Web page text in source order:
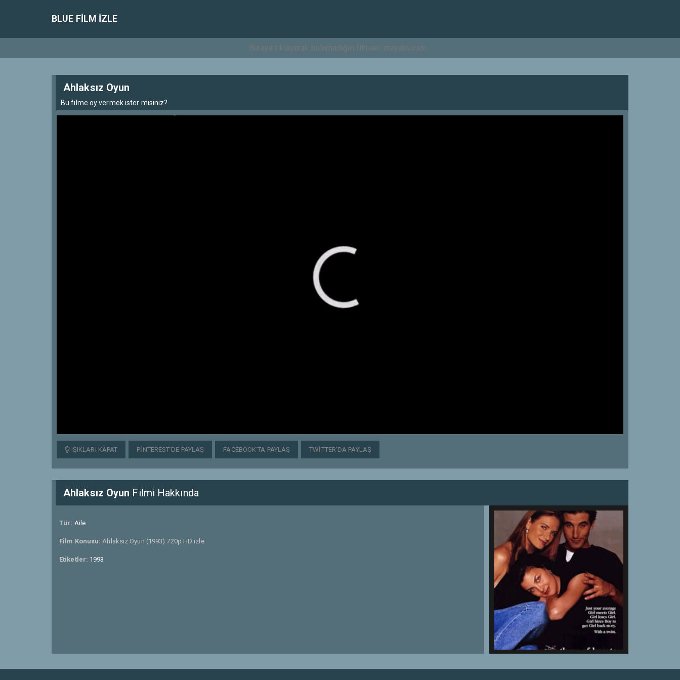
BLUE FILM IZLE
Ahlaksız Oyun
Bu filme oy vermek ister misiniz?
IŞIKLARI KAPAT PINTEREST'DE PAYLAŞ FACEBOOK'TA PAYLAŞ TWITTER'DA PAYLAŞ
Ahlaksız Oyun Filmi Hakkında
Tür: Aile
Film Konusu:Ahlaksız Oyun (1993) 720p HD izle.
Etiketler: 1993